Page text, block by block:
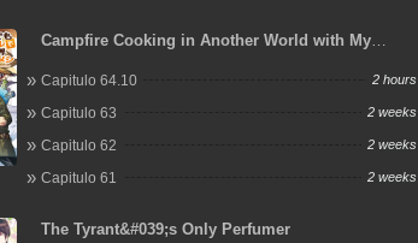
Campfire Cooking in Another World with My
Capitulo 64.10 2 hours
Capitulo 63 2 weeks
Capitulo 62 2 weeks
Capitulo 61 2 weeks
The Tyrant&#039;s Only Perfumer